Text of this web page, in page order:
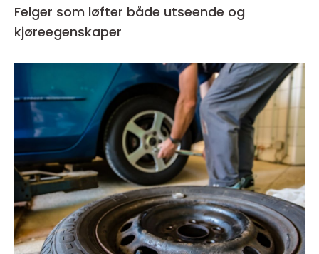
Felger som løfter både utseende og
kjøreegenskaper